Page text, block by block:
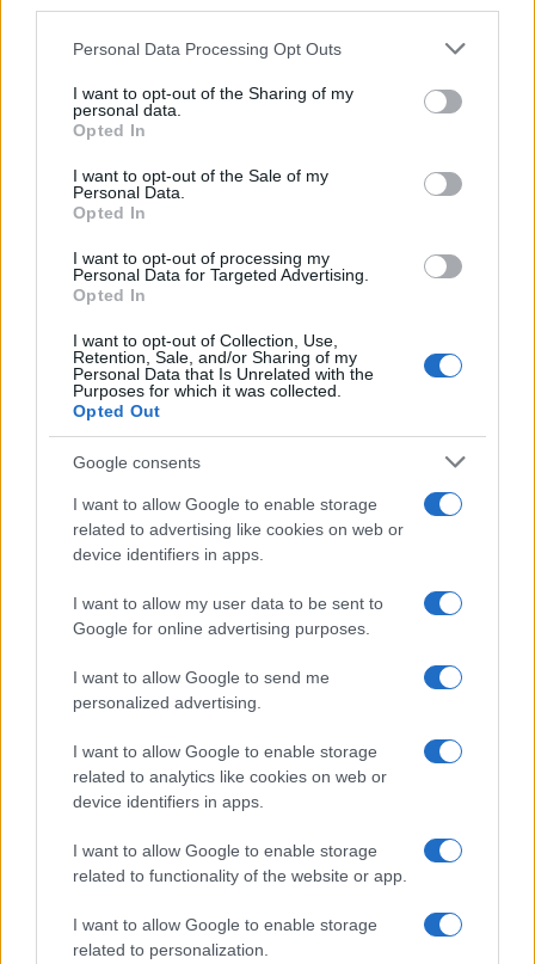
Please note that this website/app uses one or more Google
not limited to your visit or usage behaviour. You may click to
grant or deny consent to Google and its third-party tags to
use your data for below specified purposes in below Google
consent section.
Personal Data Processing Opt Outs
I want to opt-out of the Sharing of my
personal data.
Opted In
I want to opt-out of the Sale of my
Personal Data.
Opted In
I want to opt-out of processing my
Personal Data for Targeted Advertising.
Opted In
I want to opt-out of Collection, Use,
Retention, Sale, and/or Sharing of my
Personal Data that Is Unrelated with the
Purposes for which it was collected.
Opted Out
Google consents
I want to allow Google to enable storage
related to advertising like cookies on web or
device identifiers in apps.
I want to allow my user data to be sent to
Google for online advertising purposes.
I want to allow Google to send me
personalized advertising.
I want to allow Google to enable storage
related to analytics like cookies on web or
device identifiers in apps.
I want to allow Google to enable storage
related to functionality of the website or app.
I want to allow Google to enable storage
related to personalization.
Dove la montagna incontra il cinema: i vincitori del
Cervino CineMountain
Marco Tessari · 6 Ago 2026
MILANOCORTINA26 (I LUOGHI)
Fondazione Milano Cortina: debiti da un miliardo e il